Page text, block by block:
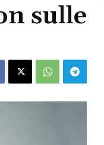
sulle